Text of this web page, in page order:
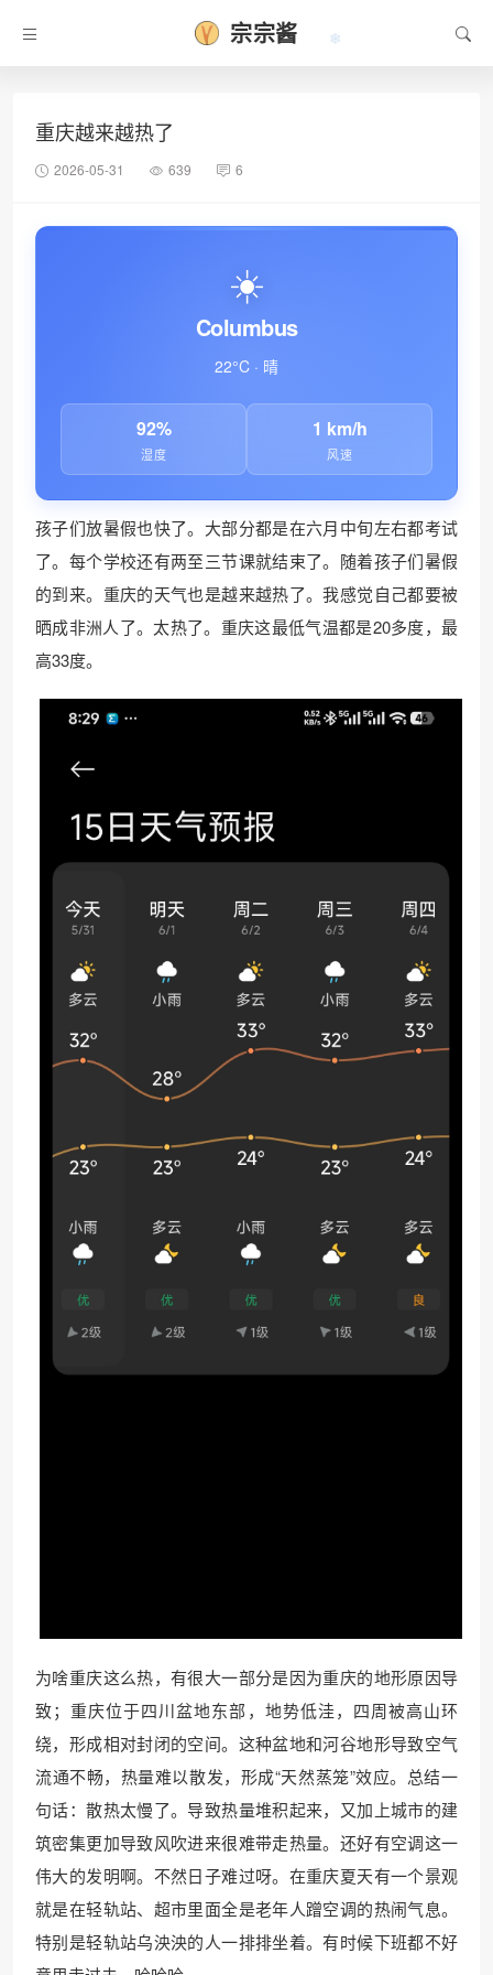
❄
宗宗酱
重庆越来越热了
2026-05-31 639 6
☀️
Columbus
22°C · 晴
92%
湿度
1 km/h
风速
孩子们放暑假也快了。大部分都是在六月中旬左右都考试
了。每个学校还有两至三节课就结束了。随着孩子们暑假
的到来。重庆的天气也是越来越热了。我感觉自己都要被
晒成非洲人了。太热了。重庆这最低气温都是20多度，最
高33度。
为啥重庆这么热，有很大一部分是因为重庆的地形原因导
致；重庆位于四川盆地东部，地势低洼，四周被高山环
绕，形成相对封闭的空间。这种盆地和河谷地形导致空气
流通不畅，热量难以散发，形成“天然蒸笼”效应。总结一
句话：散热太慢了。导致热量堆积起来，又加上城市的建
筑密集更加导致风吹进来很难带走热量。还好有空调这一
伟大的发明啊。不然日子难过呀。在重庆夏天有一个景观
就是在轻轨站、超市里面全是老年人蹭空调的热闹气息。
特别是轻轨站乌泱泱的人一排排坐着。有时候下班都不好